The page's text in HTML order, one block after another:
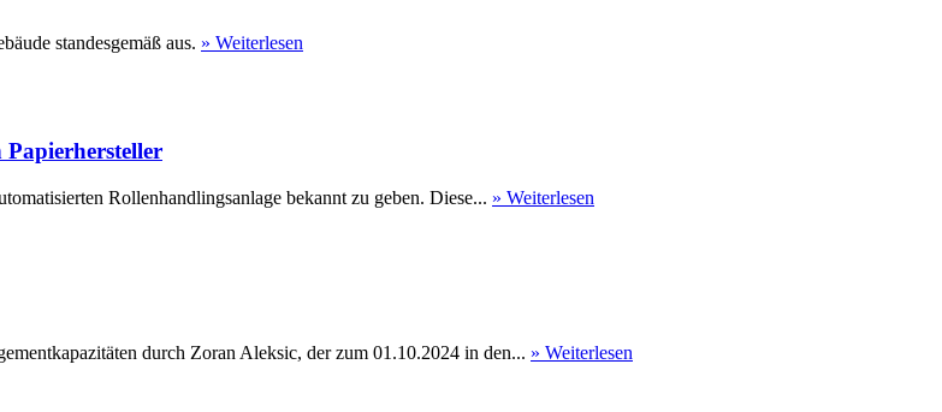
standesgemäß aus. » Weiterlesen
Rollenhandlingsanlage bekannt zu geben. Diese... » Weiterlesen
durch Zoran Aleksic, der zum 01.10.2024 in den... » Weiterlesen